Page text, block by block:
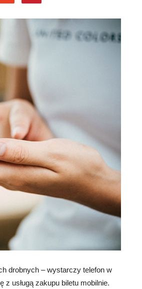
drobnych – wystarczy telefon w
usługą zakupu biletu mobilnie.